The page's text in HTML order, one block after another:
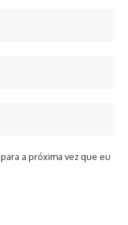
a próxima vez que eu